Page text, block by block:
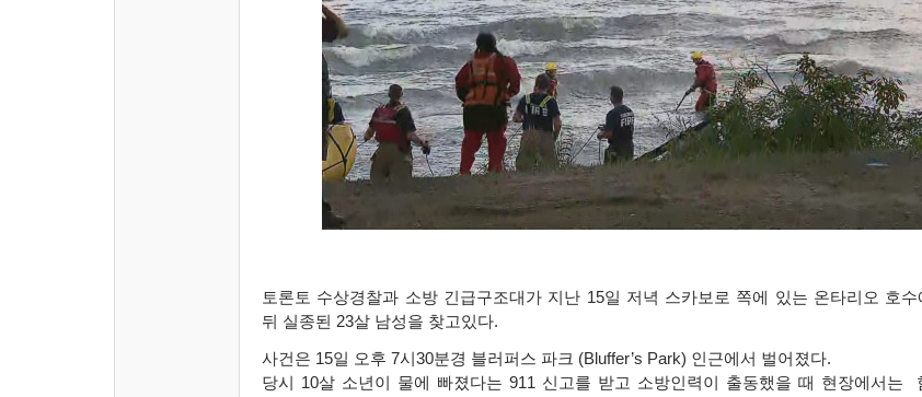
토론토 수상경찰과 소방 긴급구조대가 지난 15일 저녁 스카보로 쪽에 있는 온타리오 호
뒤 실종된 23살 남성을 찾고있다.
사건은 15일 오후 7시 30분경 블러퍼스 파크 (Bluffer’s Park) 인근에서 벌어졌다.
당시 10살 소년이 물에 빠졌다는 911 신고를 받고 소방인력이 출동했을 때 현장에서는